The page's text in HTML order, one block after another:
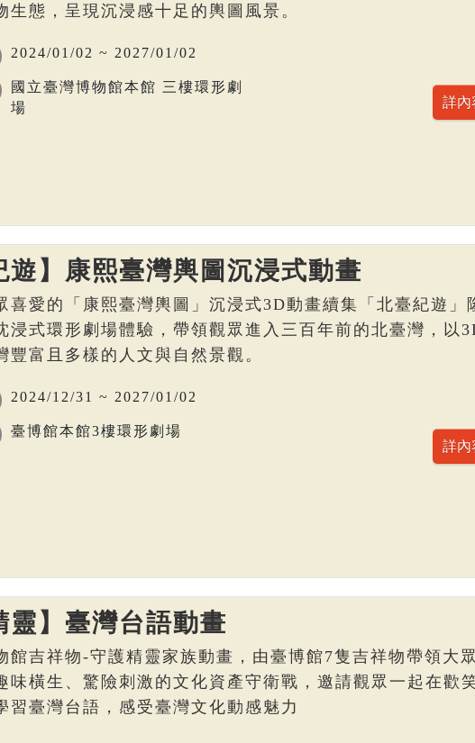
生態，呈現沉浸感十足的輿圖風景。
2024/01/02 ~ 2027/01/02
國立臺灣博物館本館 三樓環形劇
場
遊】康熙臺灣輿圖沉浸式動畫
喜愛的「康熙臺灣輿圖」沉浸式3D動畫續集「北臺紀遊」
浸式環形劇場體驗，帶領觀眾進入三百年前的北臺灣，以
豐富且多樣的人文與自然景觀。
2024/12/31 ~ 2027/01/02
臺博館本館3樓環形劇場
靈】臺灣台語動畫
館吉祥物-守護精靈家族動畫，由臺博館7隻吉祥物帶領大
味橫生、驚險刺激的文化資產守衛戰，邀請觀眾一起在歡
習臺灣台語，感受臺灣文化動感魅力